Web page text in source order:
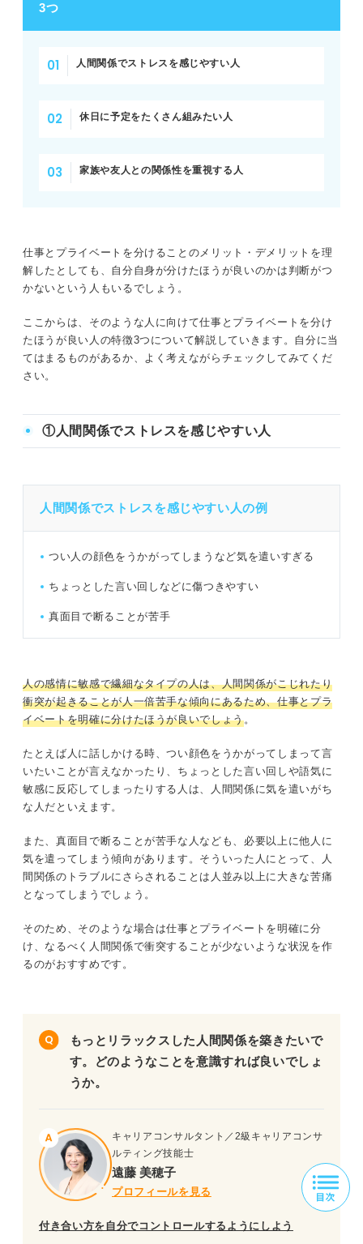
3つ
人間関係でストレスを感じやすい人
休日に予定をたくさん組みたい人
家族や友人との関係性を重視する人
仕事とプライベートを分けることのメリット・デメリットを理
解したとしても、自分自身が分けたほうが良いのかは判断がつ
かないという人もいるでしょう。
ここからは、そのような人に向けて仕事とプライベートを分け
たほうが良い人の特徴3つについて解説していきます。自分に当
てはまるものがあるか、よく考えながらチェックしてみてくだ
さい。
①人間関係でストレスを感じやすい人
人間関係でストレスを感じやすい人の例
つい人の顔色をうかがってしまうなど気を遣いすぎる
ちょっとした言い回しなどに傷つきやすい
真面目で断ることが苦手
人の感情に敏感で繊細なタイプの人は、人間関係がこじれたり
衝突が起きることが人一倍苦手な傾向にあるため、仕事とプラ
イベートを明確に分けたほうが良いでしょう。
たとえば人に話しかける時、つい顔色をうかがってしまって言
いたいことが言えなかったり、ちょっとした言い回しや語気に
敏感に反応してしまったりする人は、人間関係に気を遣いがち
な人だといえます。
また、真面目で断ることが苦手な人なども、必要以上に他人に
気を遣ってしまう傾向があります。そういった人にとって、人
間関係のトラブルにさらされることは人並み以上に大きな苦痛
となってしまうでしょう。
そのため、そのような場合は仕事とプライベートを明確に分
け、なるべく人間関係で衝突することが少ないような状況を作
るのがおすすめです。
もっとリラックスした人間関係を築きたいで
す。どのようなことを意識すれば良いでしょ
うか。
キャリアコンサルタント／2級キャリアコンサ
ルティング技能士
遠藤 美穂子
プロフィールを見る
付き合い方を自分でコントロールするようにしよう